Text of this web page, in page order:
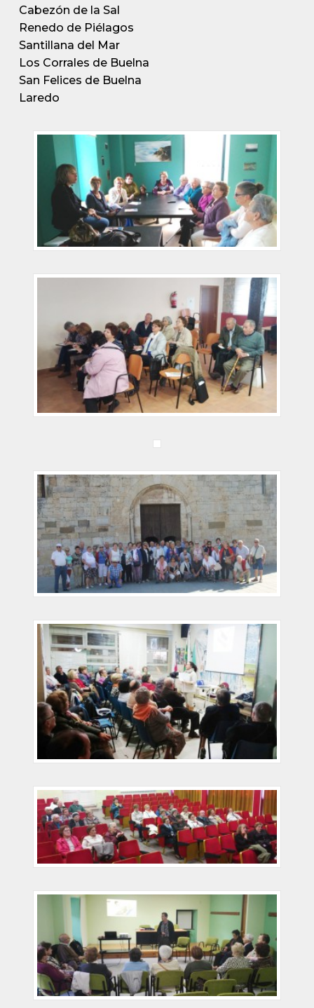
Cabezón de la Sal
Renedo de Piélagos
Santillana del Mar
Los Corrales de Buelna
San Felices de Buelna
Laredo